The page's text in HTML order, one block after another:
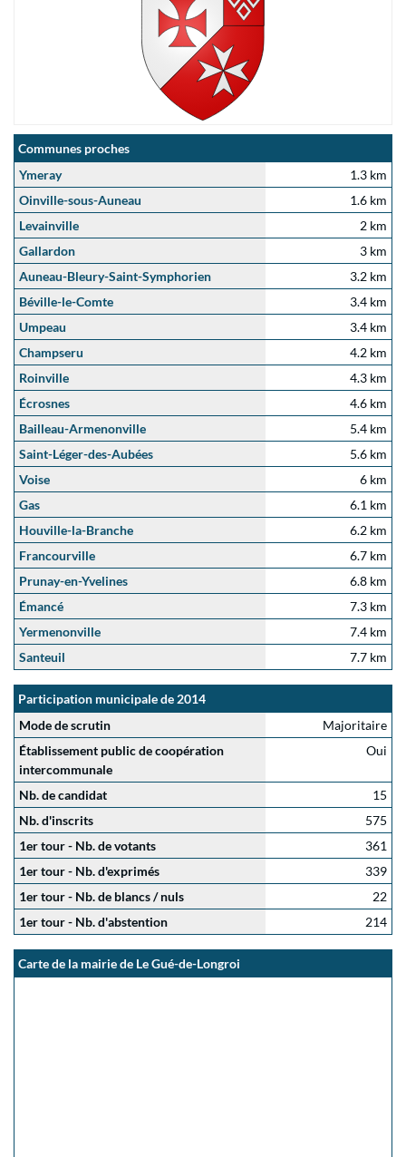
Communes proches
Ymeray
1.3 km
Oinville-sous-Auneau
1.6 km
Levainville
2 km
Gallardon
3 km
Auneau-Bleury-Saint-Symphorien
3.2 km
Béville-le-Comte
3.4 km
Umpeau
3.4 km
Champseru
4.2 km
Roinville
4.3 km
Écrosnes
4.6 km
Bailleau-Armenonville
5.4 km
Saint-Léger-des-Aubées
5.6 km
Voise
6 km
Gas
6.1 km
Houville-la-Branche
6.2 km
Francourville
6.7 km
Prunay-en-Yvelines
6.8 km
Émancé
7.3 km
Yermenonville
7.4 km
Santeuil
7.7 km
Participation municipale de 2014
Mode de scrutin
Majoritaire
Établissement public de coopération
intercommunale
Oui
Nb. de candidat
15
Nb. d'inscrits
575
1er tour - Nb. de votants
361
1er tour - Nb. d'exprimés
339
1er tour - Nb. de blancs / nuls
22
1er tour - Nb. d'abstention
214
Carte de la mairie de Le Gué-de-Longroi